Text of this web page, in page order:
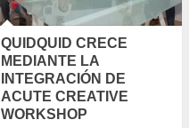
QUIDQUID CRECE
MEDIANTE LA
INTEGRACIÓN DE
ACUTE CREATIVE
WORKSHOP